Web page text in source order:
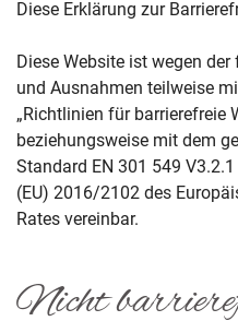
Diese Erklärung zur
Diese Website ist wegen
und Ausnahmen teilweise
„Richtlinien für barrierefreie
beziehungsweise mit dem
Standard EN 301 549
(EU) 2016/2102 des
Rates vereinbar.
Nicht